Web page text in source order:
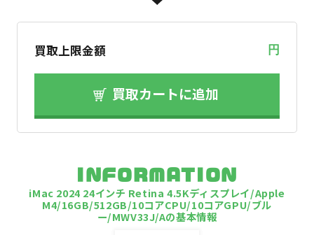
買取上限金額 円
買取カートに追加
INFORMATION
iMac 2024 24インチ Retina 4.5Kディスプレイ/Apple
M4/16GB/512GB/10コアCPU/10コアGPU/ブル
ー/MWV33J/Aの基本情報